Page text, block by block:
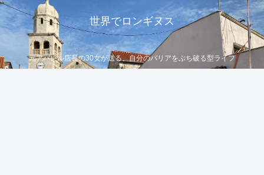
世界でロンギヌス
元アパレル店長の30女が送る、自分のバリアをぶち破る型ライフ